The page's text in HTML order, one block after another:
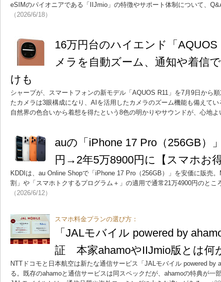
eSIMのパイオニアである「IIJmio」の特徴やサポート体制について、
（2026/6/18）
16万円台のハイエンド「
メラを自動ズーム、通知や着信
けも
シャープが、スマートフォンの新モデル「AQUOS R11」を7月9日から
たカメラは3眼構成になり、AIを活用したカメラのズーム機能も備えて
自然界の色合いから着想を得たという8色の明かりやサウンドが、心地
auの「iPhone 17 Pro（256GB）
円→2年5万8900円に【スマホお
KDDIは、au Online Shopで「iPhone 17 Pro（256GB）」を安価に販売
割」や「スマホトクするプログラム＋」の適用で通常21万4900円のとこ
（2026/6/12）
スマホ料金プランの選び方：
「JALモバイル powered by
証 本家ahamoやIIJmio版とは何
NTTドコモと日本航空は新たな通信サービス「JALモバイル powered by
る。既存のahamoと通信サービスは同スペックだが、ahamoの特典が一